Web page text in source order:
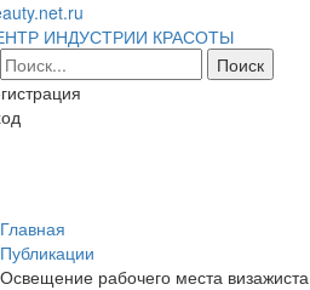
ИНДУСТРИИ КРАСОТЫ
Главная
Публикации
Освещение рабочего места визажиста